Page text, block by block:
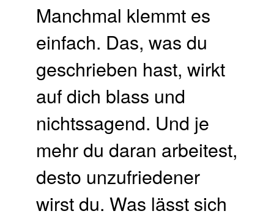
Manchmal klemmt es
einfach. Das, was du
geschrieben hast, wirkt
auf dich blass und
nichtssagend. Und je
mehr du daran arbeitest,
desto unzufriedener
wirst du. Was lässt sich